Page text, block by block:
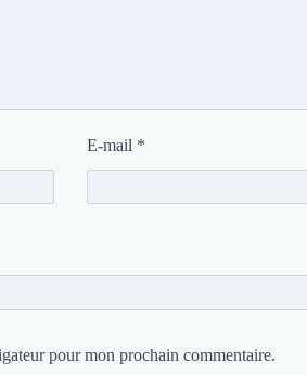
E-mail *
pour mon prochain commentaire.